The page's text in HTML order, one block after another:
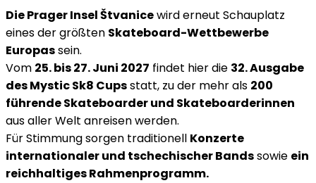
Die Prager Insel Štvanicewird erneut Schauplatz
eines der größten Skateboard-Wettbewerbe
Europassein.
Vom 25. bis 27. Juni 2027 findet hier die 32. Ausgabe
des Mystic Sk8 Cupsstatt, zu der mehr als 200
führende Skateboarder und Skateboarderinnen
aus aller Welt anreisen werden.
Für Stimmung sorgen traditionell Konzerte
internationaler und tschechischer Bandssowie ein
reichhaltiges Rahmenprogramm.